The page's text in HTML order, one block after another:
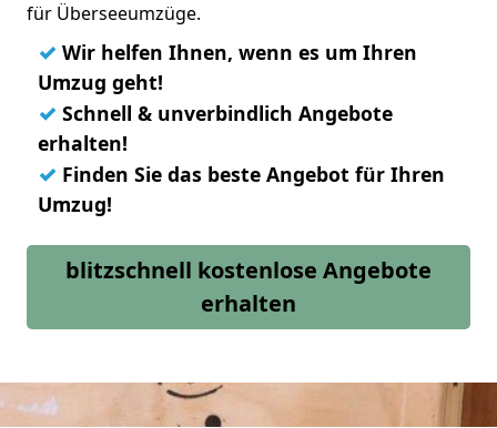
für Überseeumzüge.
✓ Wir helfen Ihnen, wenn es um Ihren
Umzug geht!
✓ Schnell & unverbindlich Angebote
erhalten!
✓ Finden Sie das beste Angebot für Ihren
Umzug!
blitzschnell kostenlose Angebote
erhalten